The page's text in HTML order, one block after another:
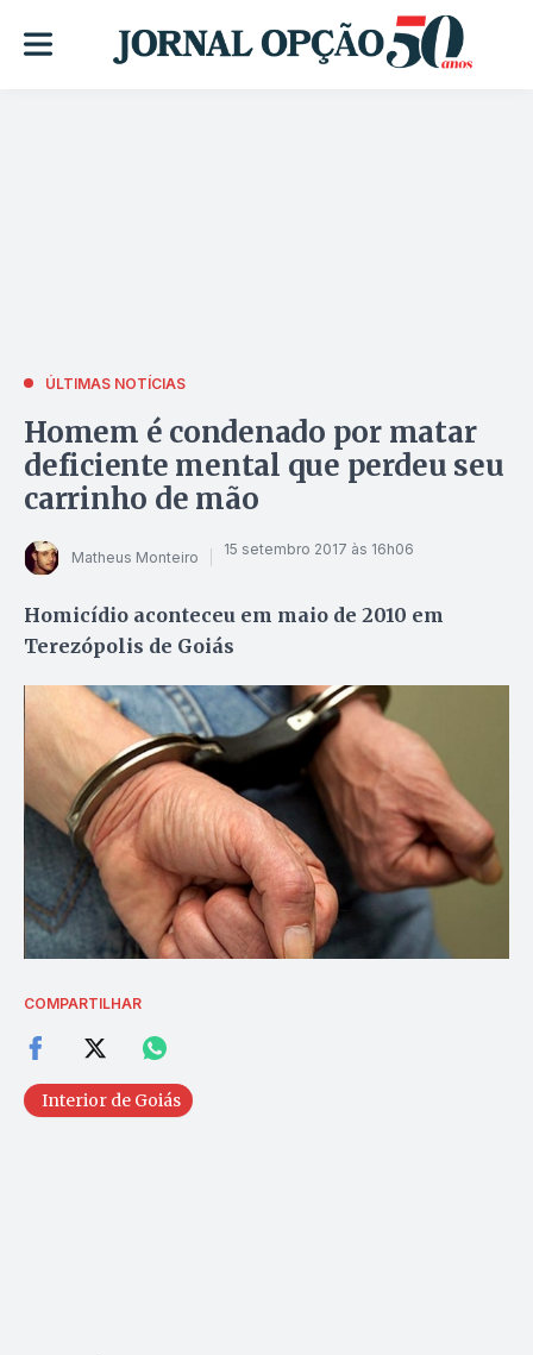
ÚLTIMAS NOTÍCIAS
Homem é condenado por matar
deficiente mental que perdeu seu
carrinho de mão
Matheus Monteiro 15 setembro 2017 às 16h06
Homicídio aconteceu em maio de 2010 em
Terezópolis de Goiás
COMPARTILHAR
Interior de Goiás